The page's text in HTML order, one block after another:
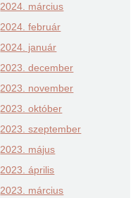
2024. március
2024. február
2024. január
2023. december
2023. november
2023. október
2023. szeptember
2023. május
2023. április
2023. március